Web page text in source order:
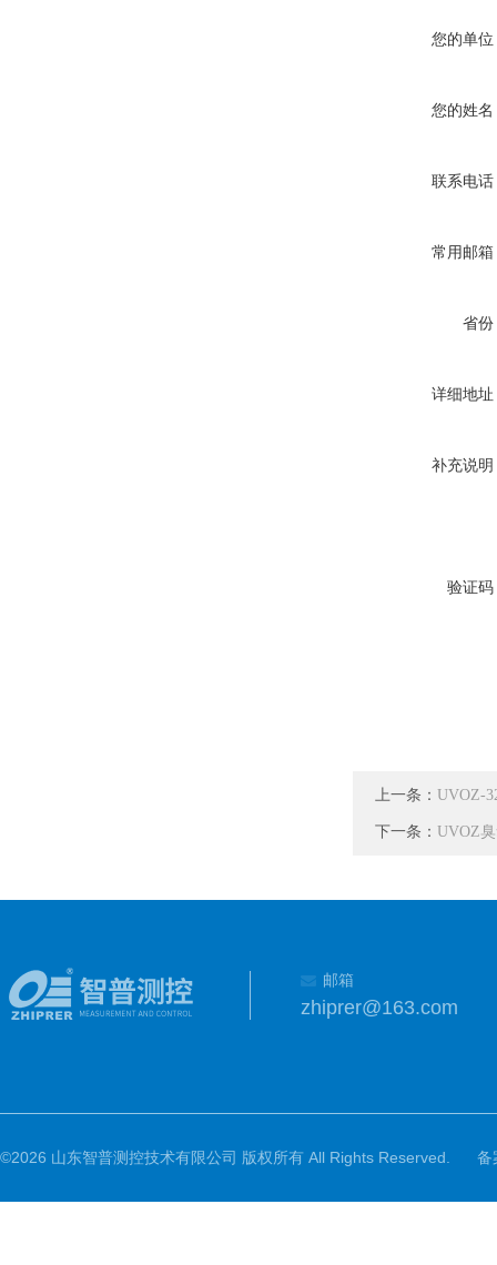
您的单位
您的姓名
联系电话
常用邮箱
省份
详细地址
补充说明
验证码
上一条： UVOZ-
下一条： UVOZ
邮箱
zhiprer@163.com
©2026 山东智普测控技术有限公司 版权所有 All Rights Reserved. 备